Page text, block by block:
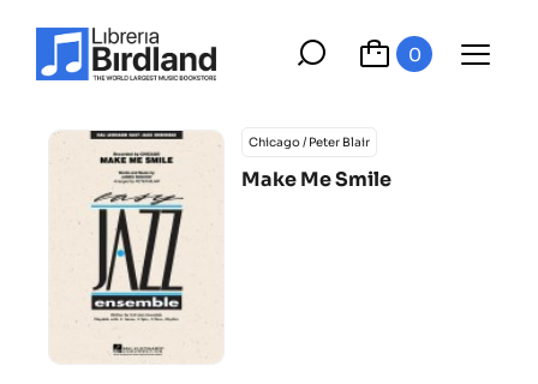
0
Chicago / Peter Blair
Make Me Smile